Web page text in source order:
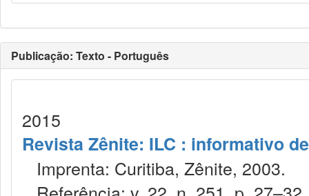
Publicação: Texto - Português
2015
Revista Zênite: ILC : informativo
Imprenta: Curitiba, Zênite, 2003.